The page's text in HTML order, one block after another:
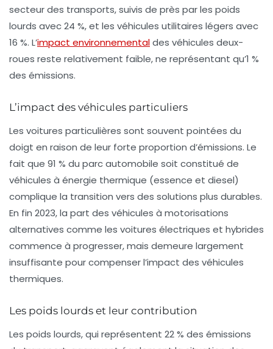
secteur des transports, suivis de près par les poids
lourds avec 24 %, et les véhicules utilitaires légers avec
16 %. L’impact environnementaldes véhicules deux-
roues reste relativement faible, ne représentant qu’1 %
des émissions.
L’impact des véhicules particuliers
Les voitures particulières sont souvent pointées du
doigt en raison de leur forte proportion d’émissions. Le
fait que 91 % du parc automobile soit constitué de
véhicules à énergie thermique (essence et diesel)
complique la transition vers des solutions plus durables.
En fin 2023, la part des véhicules à motorisations
alternatives comme les voitures électriques et hybrides
commence à progresser, mais demeure largement
insuffisante pour compenser l’impact des véhicules
thermiques.
Les poids lourds et leur contribution
Les poids lourds, qui représentent 22 % des émissions